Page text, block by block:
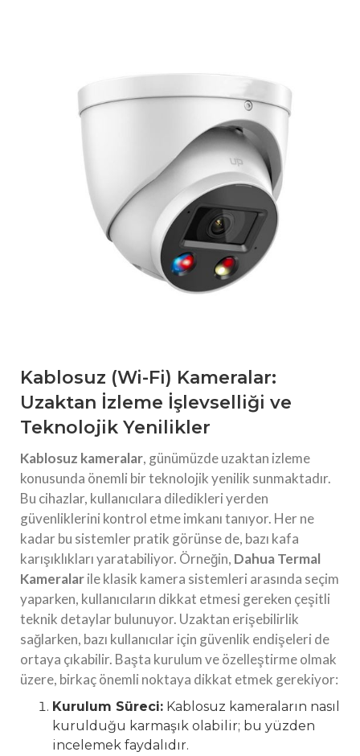
Kablosuz (Wi-Fi) Kameralar:
Uzaktan İzleme İşlevselliği ve
Teknolojik Yenilikler
Kablosuz kameralar, günümüzde uzaktan izleme
konusunda önemli bir teknolojik yenilik sunmaktadır.
Bu cihazlar, kullanıcılara diledikleri yerden
güvenliklerini kontrol etme imkanı tanıyor. Her ne
kadar bu sistemler pratik görünse de, bazı kafa
karışıklıkları yaratabiliyor. Örneğin, Dahua Termal
Kameralarile klasik kamera sistemleri arasında seçim
yaparken, kullanıcıların dikkat etmesi gereken çeşitli
teknik detaylar bulunuyor. Uzaktan erişebilirlik
sağlarken, bazı kullanıcılar için güvenlik endişeleri de
ortaya çıkabilir. Başta kurulum ve özelleştirme olmak
üzere, birkaç önemli noktaya dikkat etmek gerekiyor:
Kurulum Süreci: Kablosuz kameraların nasıl
kurulduğu karmaşık olabilir; bu yüzden
incelemek faydalıdır.